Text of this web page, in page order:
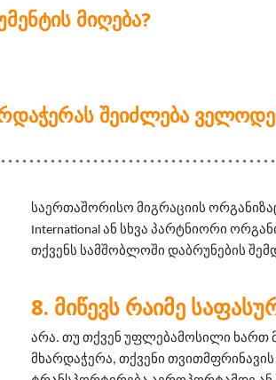
ᲛᲘᲦᲔᲑᲐ?
ᲨᲔᲘᲫᲚᲔᲑᲐ
საერთაშორისო მიგრაციის
International ან სხვა პარტნიორი
თქვენს სამშობლოში დაბრუნების
ᲛᲘᲬᲔᲕᲡ ᲠᲐᲘᲛᲔ
არა. თუ თქვენ უფლებამოსილი ხართ
მხარდაჭერა, თქვენი